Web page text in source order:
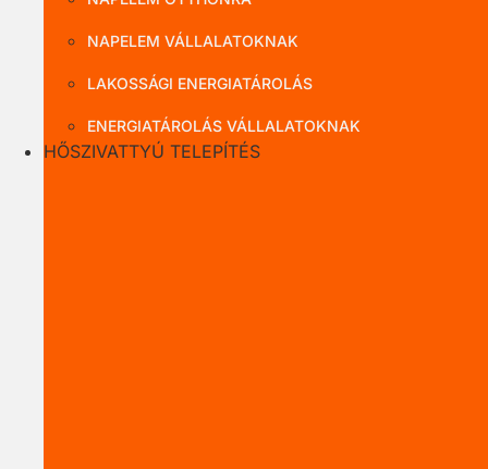
NAPELEM VÁLLALATOKNAK
LAKOSSÁGI ENERGIATÁROLÁS
ENERGIATÁROLÁS VÁLLALATOKNAK
HŐSZIVATTYÚ TELEPÍTÉS